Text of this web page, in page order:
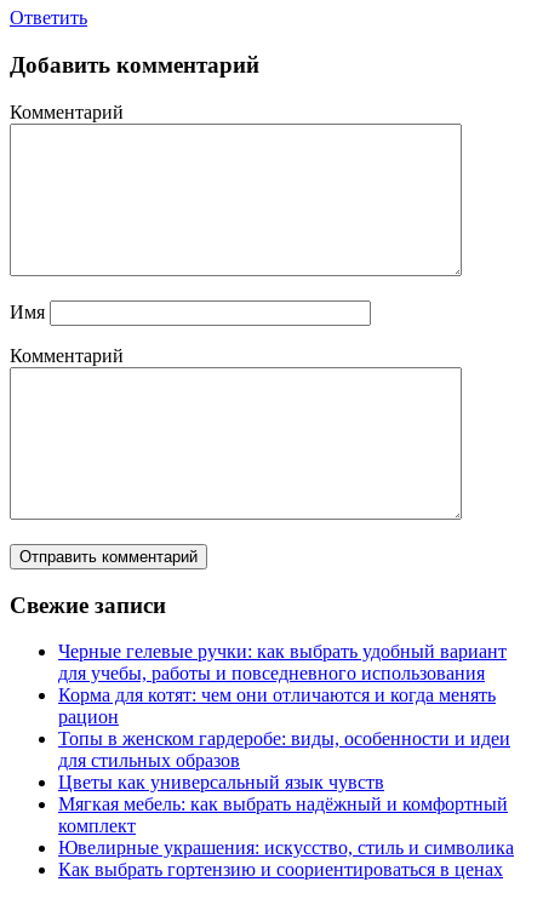
Ответить
Добавить комментарий
Комментарий
Имя
Комментарий
Свежие записи
Черные гелевые ручки: как выбрать удобный вариант
для учебы, работы и повседневного использования
Корма для котят: чем они отличаются и когда менять
рацион
Топы в женском гардеробе: виды, особенности и идеи
для стильных образов
Цветы как универсальный язык чувств
Мягкая мебель: как выбрать надёжный и комфортный
комплект
Ювелирные украшения: искусство, стиль и символика
Как выбрать гортензию и соориентироваться в ценах